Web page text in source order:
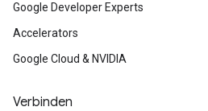
Google Developer Experts
Accelerators
Google Cloud & NVIDIA
Verbinden